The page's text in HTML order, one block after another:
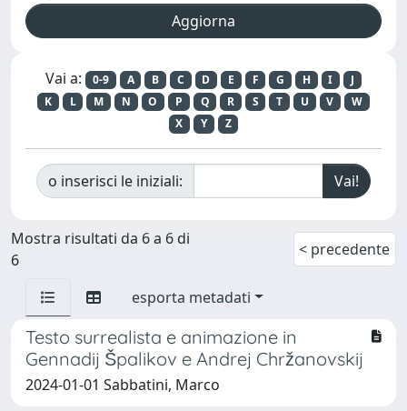
Vai a: 0-9 A B C D E F G H I
J
K
L M N O P Q R S T U V
W
X
Y Z
o inserisci le iniziali:
Mostra risultati da 6 a 6 di
6
< precedente
esporta metadati
Testo surrealista e animazione in
Gennadij Špalikov e Andrej Chržanovskij
2024-01-01 Sabbatini, Marco